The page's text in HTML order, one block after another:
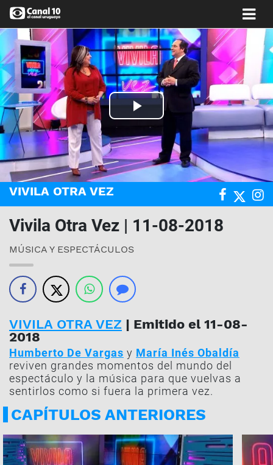
Play
Video
VIVILA OTRA VEZ
Vivila Otra Vez | 11-08-2018
MÚSICA Y ESPECTÁCULOS
VIVILA OTRA VEZ | Emitido el 11-08-
2018
Humberto De Vargas y María Inés Obaldía
reviven grandes momentos del mundo del
espectáculo y la música para que vuelvas a
sentirlos como si fuera la primera vez.
CAPÍTULOS ANTERIORES